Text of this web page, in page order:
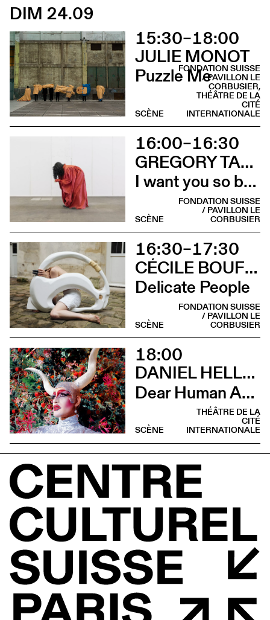
DIM 24.09
15:30–18:00
JULIE MONOT
Puzzle MeFONDATION SUISSE
/ PAVILLON LE
CORBUSIER,
THÉÂTRE DE LA
CITÉ
INTERNATIONALE
SCÈNE
16:00–16:30
GREGORY TARA HARI AVEC PINKY HTUT AUNG
I want you so bad it’s my only wish
FONDATION SUISSE
/ PAVILLON LE
CORBUSIER
SCÈNE
16:30–17:30
CÉCILE BOUFFARD & RUTH CHILDS (SCARLETT'S)
Delicate People
FONDATION SUISSE
/ PAVILLON LE
CORBUSIER
SCÈNE
18:00
DANIEL HELLMANN
Dear Human Animals
THÉÂTRE DE LA
CITÉ
INTERNATIONALE
SCÈNE